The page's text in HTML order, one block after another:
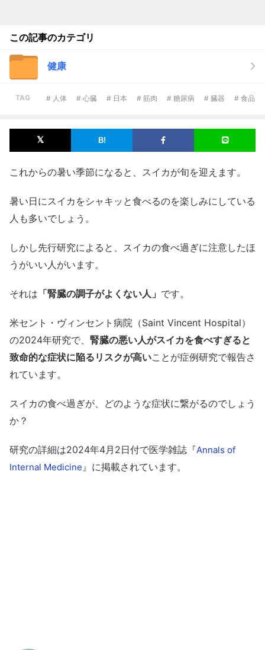
この記事のカテゴリ
健康
TAG # 人体 # 心臓 # 日本 # 筋肉 # 糖尿病 # 臓器 # 食品
これからの暑い季節になると、スイカが旬を迎えます。
暑い日にスイカをシャキッと食べるのを楽しみにしている
人も多いでしょう。
しかし先行研究によると、スイカの食べ過ぎに注意したほ
うがいい人がいます。
それは 「腎臓の調子がよくない人」 です。
米セント・ヴィンセント病院（Saint Vincent Hospital）
の2024年研究で、 腎臓の悪い人がスイカを食べすぎると
致命的な症状に陥るリスクが高いことが症例研究で報告さ
れています。
スイカの食べ過ぎが、どのような症状に繋がるのでしょう
か？
研究の詳細は2024年4月2日付で医学雑誌『Annals of
Internal Medicine 』に掲載されています。